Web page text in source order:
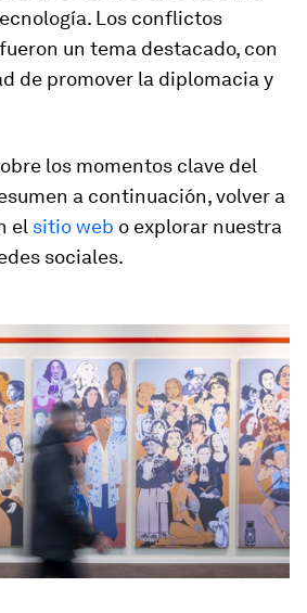
Los conflictos
un tema destacado, con
de promover la diplomacia y
los momentos clave del
a continuación, volver a
el sitio web o explorar nuestra
sociales.